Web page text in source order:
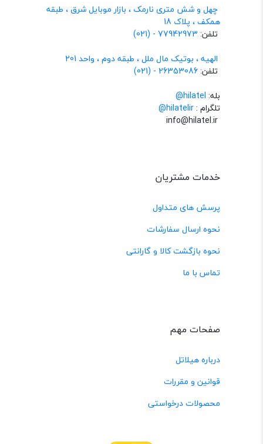
چهل و شش متری نارمک ، بازار موبایل شرق ، طبقه
همکف ، پلاک 18
تلفن: 77942973 - (021)
الهیه ، بوتیک مال ملل ، طبقه دوم ، واحد 201
تلفن:26353086 - (021)
بله: hilatel@
تلگرام :@hilatelir
خدمات مشتریان
پرسش های متداول
نحوه ارسال سفارشات
نحوه بازگشت کالا و گارانتی
تماس با ما
صفحات مهم
درباره هیلاتل
قوانین و مقررات
محصولات درخواستی